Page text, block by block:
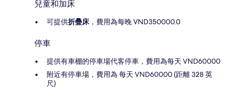
兒童和加床
可提供折疊床 ，費用為每晚 VND350000.0
停車
提供有車棚的停車場代客停車，費用為每天 VND60000
附近有停車場，費用為 每天 VND60000 (距離 328 英
尺)